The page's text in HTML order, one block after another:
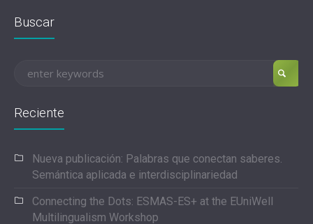
Buscar
Reciente
Nueva publicación: Palabras que conectan saberes.
Semántica aplicada e interdisciplinariedad
Connecting the Dots: ESMAS-ES+ at the EUniWell
Multilingualism Workshop